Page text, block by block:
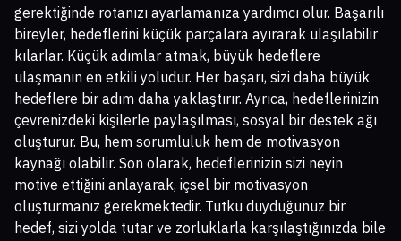
gerektiğinde rotanızı ayarlamanıza yardımcı olur. Başarılı
bireyler, hedeflerini küçük parçalara ayırarak ulaşılabilir
kılarlar. Küçük adımlar atmak, büyük hedeflere
ulaşmanın en etkili yoludur. Her başarı, sizi daha büyük
hedeflere bir adım daha yaklaştırır. Ayrıca, hedeflerinizin
çevrenizdeki kişilerle paylaşılması, sosyal bir destek ağı
oluşturur. Bu, hem sorumluluk hem de motivasyon
kaynağı olabilir. Son olarak, hedeflerinizin sizi neyin
motive ettiğini anlayarak, içsel bir motivasyon
oluşturmanız gerekmektedir. Tutku duyduğunuz bir
hedef, sizi yolda tutar ve zorluklarla karşılaştığınızda bile